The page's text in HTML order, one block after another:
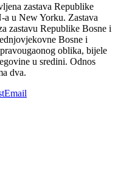
zastava Republike
a u New Yorku. Zastava
zastavu Republike Bosne i
Bosne i
oblika, bijele
u sredini. Odnos
dva.
Email